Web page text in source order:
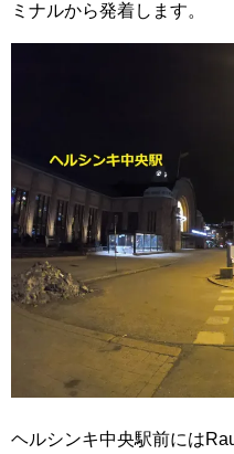
ミナルから発着します。
ヘルシンキ中央駅前には